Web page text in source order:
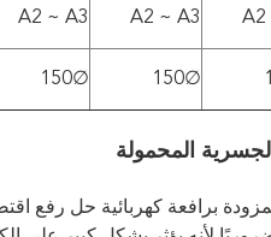
A2
A2 ~ A3
A2 ~ A3
∅150
∅150
المحمولة
برافعة كهربائية حل رفع